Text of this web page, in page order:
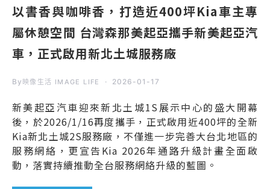
以書香與咖啡香，打造近400坪Kia車主專
屬休憩空間 台灣森那美起亞攜手新美起亞汽
車，正式啟用新北土城服務廠
By 映像生活 IMAGE LIFE 2026-01-17
新美起亞汽車迎來新北土城1S展示中心的盛大開幕
後，於2026/1/16再度攜手，正式啟用近400坪的全新
Kia新北土城2S服務廠，不僅進一步完善大台北地區的
服務網絡，更宣告Kia 2026年通路升級計畫全面啟
動，落實持續推動全台服務網絡升級的藍圖。